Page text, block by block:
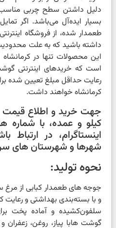
دلیل داشتن سطح چربی
بسیار ایده‌آل می‌باشد. اگر
طعمدار شده، از فروشگاه
داشته باشید که به علت
این محصولات تنها در
است که خریدهای اینترنتی
رعایت حداقل مبلغ تعیین شده
کرمانشاه خواهند داشت.
جهت خرید و اطلاع قیمت
کیلو و عمده، با شماره
اینستاگرام، در ارتباط
شهرها و شهرستان های
نحوه تولید:
جوجه های طعمدار کبابی از مرغ
و با بسته‌بندی بهداشتی و
سلفون‌کشیده و آماده پخت
گوشت هابا پیاز، روغن،